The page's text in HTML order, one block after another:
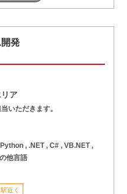
発
ア
いただきます。
, .NET , C# , VB.NET ,
他言語
駅近く